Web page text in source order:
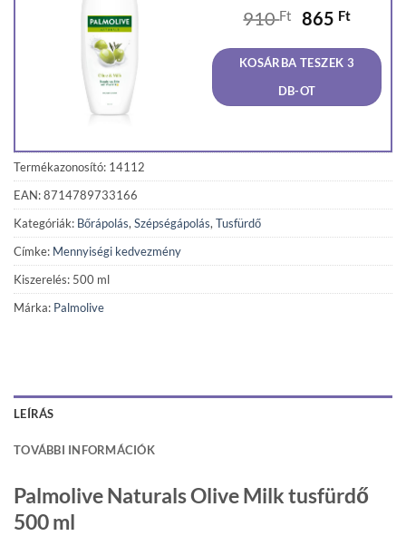
910Ft
Original
was:
910 Ft.
865 Ft
is:
865
KOSÁRBA TESZEK 3
DB-OT
Termékazonosító: 14112
EAN: 8714789733166
Kategóriák: Bőrápolás, Szépségápolás, Tusfürdő
Címke: Mennyiségi kedvezmény
Kiszerelés: 500 ml
Márka: Palmolive
LEÍRÁS
TOVÁBBI INFORMÁCIÓK
Palmolive Naturals Olive Milk tusfürdő
500 ml